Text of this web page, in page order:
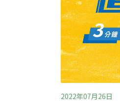
2022年07月26日